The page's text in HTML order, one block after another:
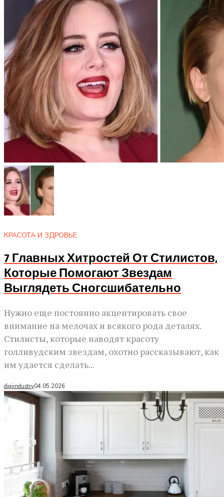
КРАСОТА И ЗДРОВЬЕ
7 Главных Хитростей От Стилистов,
Которые Помогают Звездам
Выглядеть Сногсшибательно
Нужно еще постоянно акцентировать свое
внимание на мелочах и всякого рода деталях.
Стилисты, которые наводят красоту
голливудским звездам, охотно рассказывают, как
им удается сделать...
digiindustry04.05.2026